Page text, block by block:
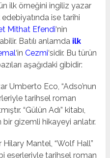
ilk örneğini ingiliz yazar
ise tarihi
Mithat Efendi‘nin
Batılı anlamda ilk
‘inCezmi‘sidir. Bu türün
aşağıdaki gibidir:
Umberto Eco, “Adso’nun
tarihsel roman
“Gülün Adı” kitabı,
bir gizemli hikayeyi anlatır.
Hilary Mantel, “Wolf Hall”
eserleriyle tarihsel roman